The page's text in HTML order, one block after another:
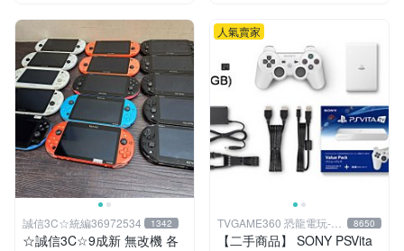
誠信3C☆統編36972534 1342
☆誠信3C☆9成新 無改機 各
人氣賣家
TVGAME360 恐龍電玩-台
中店
8650
【二手商品】 SONY PSVita